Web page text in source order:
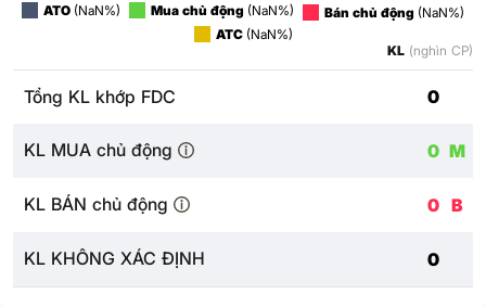
ATO (NaN%) Mua chủ động (NaN%) Bán chủ động (NaN%)
ATC (NaN%)
KL (nghìn CP)
Tổng KL khớp FDC 0
KL MUA chủ động 0 M
KL BÁN chủ động 0 B
KL KHÔNG XÁC ĐỊNH 0